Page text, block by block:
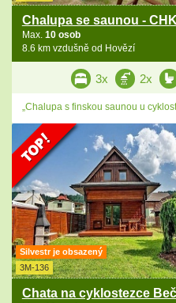
Chalupa se saunou -
Max. 10 osob
8.6 km vzdušně od Hovězí
3x 2x
„Chalupa s finskou saunou u
Silvestr je obsazený
3M-136
Chata na cyklostezce